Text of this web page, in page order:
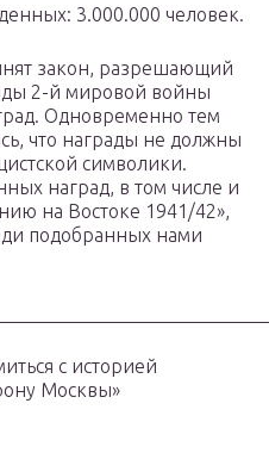
3.000.000 человек.
закон, разрешающий
2-й мировой войны
Одновременно тем
что награды не должны
символики.
наград, в том числе и
на Востоке 1941/42»,
подобранных нами
с историей
Москвы»